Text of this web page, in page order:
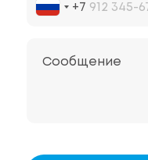
+7
Сообщение